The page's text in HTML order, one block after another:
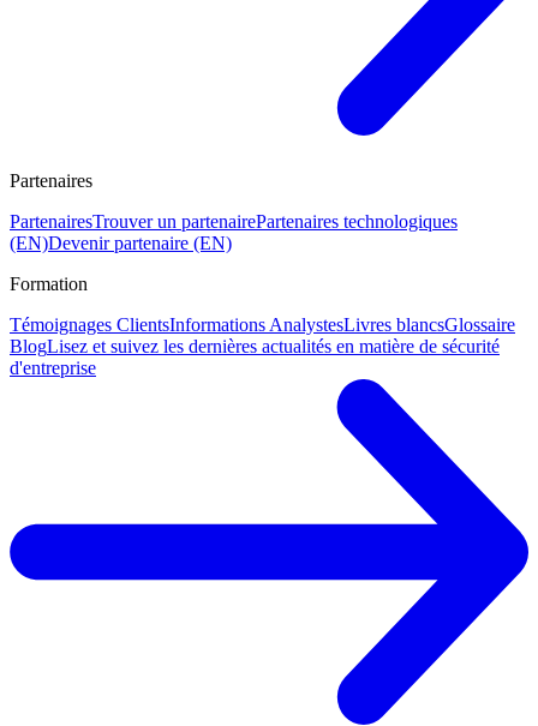
Partenaires
PartenairesTrouver un partenairePartenaires technologiques
(EN)Devenir partenaire (EN)
Formation
Témoignages ClientsInformations AnalystesLivres blancsGlossaire
BlogLisez et suivez les dernières actualités en matière de sécurité
d'entreprise